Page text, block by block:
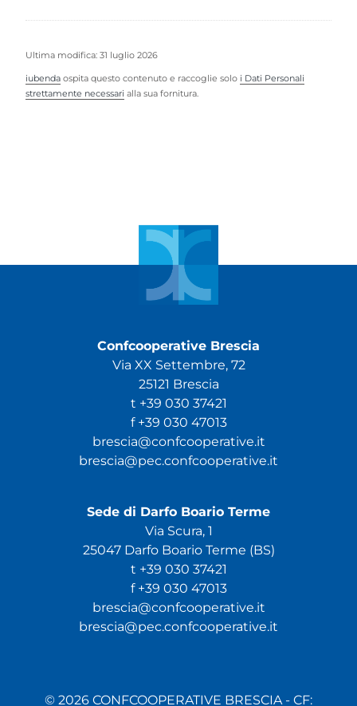
Ultima modifica: 31 luglio 2026
iubenda ospita questo contenuto e raccoglie solo i Dati Personali
strettamente necessari alla sua fornitura.
Confcooperative Brescia
Via XX Settembre, 72
25121 Brescia
t +39 030 37421
f +39 030 47013
brescia@confcooperative.it
brescia@pec.confcooperative.it
Sede di Darfo Boario Terme
Via Scura, 1
25047 Darfo Boario Terme (BS)
t +39 030 37421
f +39 030 47013
brescia@confcooperative.it
brescia@pec.confcooperative.it
© 2026 CONFCOOPERATIVE BRESCIA - CF: